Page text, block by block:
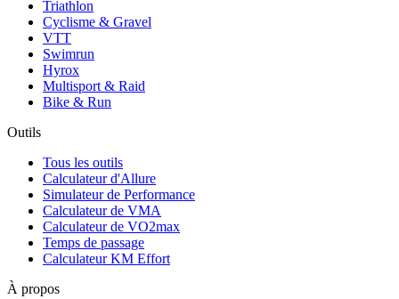
Triathlon
Cyclisme & Gravel
VTT
Swimrun
Hyrox
Multisport & Raid
Bike & Run
Outils
Tous les outils
Calculateur d'Allure
Simulateur de Performance
Calculateur de VMA
Calculateur de VO2max
Temps de passage
Calculateur KM Effort
À propos